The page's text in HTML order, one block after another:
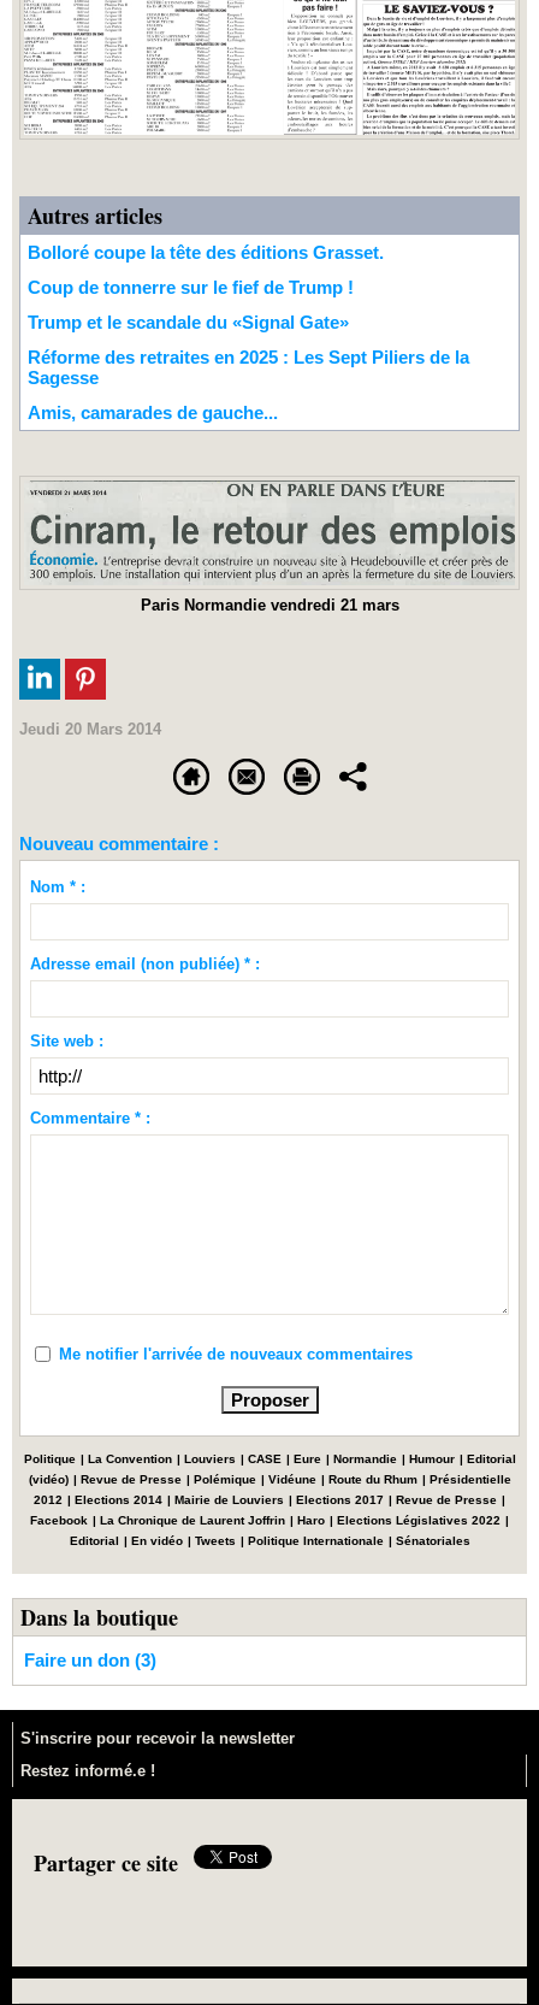
Autres articles
Bolloré coupe la tête des éditions Grasset.
Coup de tonnerre sur le fief de Trump !
Trump et le scandale du «Signal Gate»
Réforme des retraites en 2025 : Les Sept Piliers de la
Sagesse
Amis, camarades de gauche...
Paris Normandie vendredi 21 mars
Jeudi 20 Mars 2014
Nouveau commentaire :
Nom * :
Adresse email (non publiée) * :
Site web :
Commentaire * :
Me notifier l'arrivée de nouveaux commentaires
Politique | La Convention | Louviers | CASE | Eure | Normandie | Humour | Editorial
(vidéo) | Revue de Presse | Polémique | Vidéune | Route du Rhum | Présidentielle
2012 | Elections 2014 | Mairie de Louviers | Elections 2017 | Revue de Presse |
Facebook | La Chronique de Laurent Joffrin | Haro | Elections Législatives 2022 |
Editorial | En vidéo | Tweets | Politique Internationale | Sénatoriales
Dans la boutique
Faire un don (3)
S'inscrire pour recevoir la newsletter
Restez informé.e !
Partager ce site